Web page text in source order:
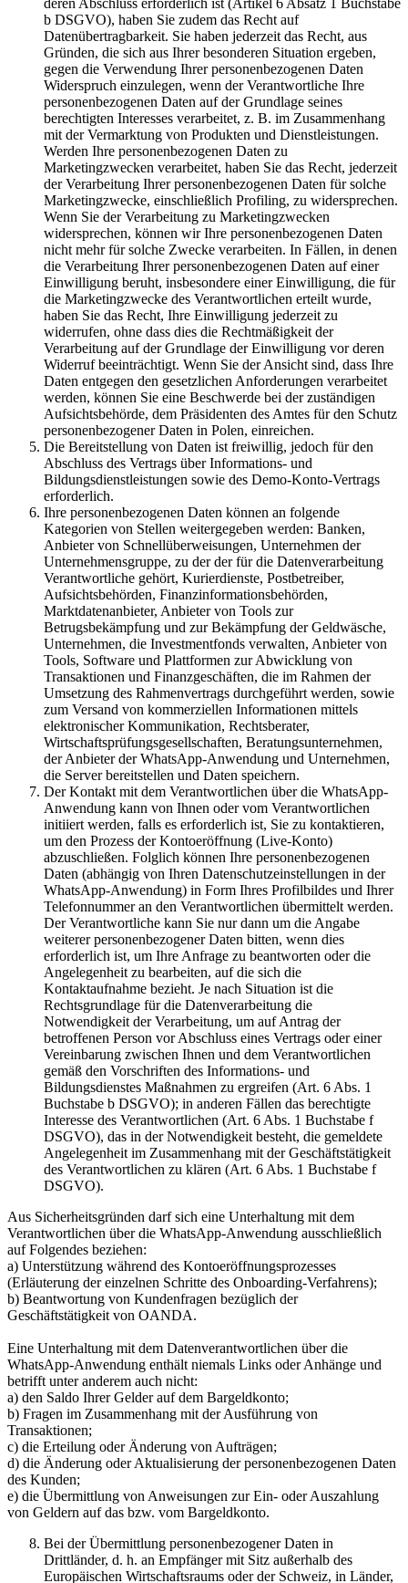
deren Abschluss erforderlich ist (Artikel 6 Absatz 1 Buchstabe
b DSGVO), haben Sie zudem das Recht auf
Datenübertragbarkeit. Sie haben jederzeit das Recht, aus
Gründen, die sich aus Ihrer besonderen Situation ergeben,
gegen die Verwendung Ihrer personenbezogenen Daten
Widerspruch einzulegen, wenn der Verantwortliche Ihre
personenbezogenen Daten auf der Grundlage seines
berechtigten Interesses verarbeitet, z. B. im Zusammenhang
mit der Vermarktung von Produkten und Dienstleistungen.
Werden Ihre personenbezogenen Daten zu
Marketingzwecken verarbeitet, haben Sie das Recht, jederzeit
der Verarbeitung Ihrer personenbezogenen Daten für solche
Marketingzwecke, einschließlich Profiling, zu widersprechen.
Wenn Sie der Verarbeitung zu Marketingzwecken
widersprechen, können wir Ihre personenbezogenen Daten
nicht mehr für solche Zwecke verarbeiten. In Fällen, in denen
die Verarbeitung Ihrer personenbezogenen Daten auf einer
Einwilligung beruht, insbesondere einer Einwilligung, die für
die Marketingzwecke des Verantwortlichen erteilt wurde,
haben Sie das Recht, Ihre Einwilligung jederzeit zu
widerrufen, ohne dass dies die Rechtmäßigkeit der
Verarbeitung auf der Grundlage der Einwilligung vor deren
Widerruf beeinträchtigt. Wenn Sie der Ansicht sind, dass Ihre
Daten entgegen den gesetzlichen Anforderungen verarbeitet
werden, können Sie eine Beschwerde bei der zuständigen
Aufsichtsbehörde, dem Präsidenten des Amtes für den Schutz
personenbezogener Daten in Polen, einreichen.
Die Bereitstellung von Daten ist freiwillig, jedoch für den
Abschluss des Vertrags über Informations- und
Bildungsdienstleistungen sowie des Demo-Konto-Vertrags
erforderlich.
Ihre personenbezogenen Daten können an folgende
Kategorien von Stellen weitergegeben werden: Banken,
Anbieter von Schnellüberweisungen, Unternehmen der
Unternehmensgruppe, zu der der für die Datenverarbeitung
Verantwortliche gehört, Kurierdienste, Postbetreiber,
Aufsichtsbehörden, Finanzinformationsbehörden,
Marktdatenanbieter, Anbieter von Tools zur
Betrugsbekämpfung und zur Bekämpfung der Geldwäsche,
Unternehmen, die Investmentfonds verwalten, Anbieter von
Tools, Software und Plattformen zur Abwicklung von
Transaktionen und Finanzgeschäften, die im Rahmen der
Umsetzung des Rahmenvertrags durchgeführt werden, sowie
zum Versand von kommerziellen Informationen mittels
elektronischer Kommunikation, Rechtsberater,
Wirtschaftsprüfungsgesellschaften, Beratungsunternehmen,
der Anbieter der WhatsApp-Anwendung und Unternehmen,
die Server bereitstellen und Daten speichern.
Der Kontakt mit dem Verantwortlichen über die WhatsApp-
Anwendung kann von Ihnen oder vom Verantwortlichen
initiiert werden, falls es erforderlich ist, Sie zu kontaktieren,
um den Prozess der Kontoeröffnung (Live-Konto)
abzuschließen. Folglich können Ihre personenbezogenen
Daten (abhängig von Ihren Datenschutzeinstellungen in der
WhatsApp-Anwendung) in Form Ihres Profilbildes und Ihrer
Telefonnummer an den Verantwortlichen übermittelt werden.
Der Verantwortliche kann Sie nur dann um die Angabe
weiterer personenbezogener Daten bitten, wenn dies
erforderlich ist, um Ihre Anfrage zu beantworten oder die
Angelegenheit zu bearbeiten, auf die sich die
Kontaktaufnahme bezieht. Je nach Situation ist die
Rechtsgrundlage für die Datenverarbeitung die
Notwendigkeit der Verarbeitung, um auf Antrag der
betroffenen Person vor Abschluss eines Vertrags oder einer
Vereinbarung zwischen Ihnen und dem Verantwortlichen
gemäß den Vorschriften des Informations- und
Bildungsdienstes Maßnahmen zu ergreifen (Art. 6 Abs. 1
Buchstabe b DSGVO); in anderen Fällen das berechtigte
Interesse des Verantwortlichen (Art. 6 Abs. 1 Buchstabe f
DSGVO), das in der Notwendigkeit besteht, die gemeldete
Angelegenheit im Zusammenhang mit der Geschäftstätigkeit
des Verantwortlichen zu klären (Art. 6 Abs. 1 Buchstabe f
DSGVO).
Aus Sicherheitsgründen darf sich eine Unterhaltung mit dem
Verantwortlichen über die WhatsApp-Anwendung ausschließlich
auf Folgendes beziehen:
a) Unterstützung während des Kontoeröffnungsprozesses
(Erläuterung der einzelnen Schritte des Onboarding-Verfahrens);
b) Beantwortung von Kundenfragen bezüglich der
Geschäftstätigkeit von OANDA.
Eine Unterhaltung mit dem Datenverantwortlichen über die
WhatsApp-Anwendung enthält niemals Links oder Anhänge und
betrifft unter anderem auch nicht:
a) den Saldo Ihrer Gelder auf dem Bargeldkonto;
b) Fragen im Zusammenhang mit der Ausführung von
Transaktionen;
c) die Erteilung oder Änderung von Aufträgen;
d) die Änderung oder Aktualisierung der personenbezogenen Daten
des Kunden;
e) die Übermittlung von Anweisungen zur Ein- oder Auszahlung
von Geldern auf das bzw. vom Bargeldkonto.
Bei der Übermittlung personenbezogener Daten in
Drittländer, d. h. an Empfänger mit Sitz außerhalb des
Europäischen Wirtschaftsraums oder der Schweiz, in Länder,